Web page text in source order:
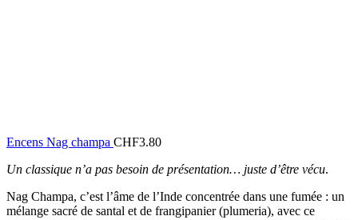
Encens Nag champa CHF3.80
Un classique n’a pas besoin de présentation… juste d’être vécu.
Nag Champa, c’est l’âme de l’Inde concentrée dans une fumée : un
mélange sacré de santal et de frangipanier (plumeria), avec ce